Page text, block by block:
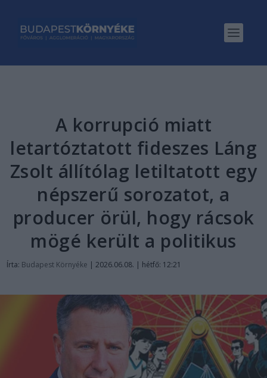
A korrupció miatt
letartóztatott fideszes Láng
Zsolt állítólag letiltatott egy
népszerű sorozatot, a
producer örül, hogy rácsok
mögé került a politikus
Írta: Budapest Környéke | 2026.06.08. | hétfő: 12:21